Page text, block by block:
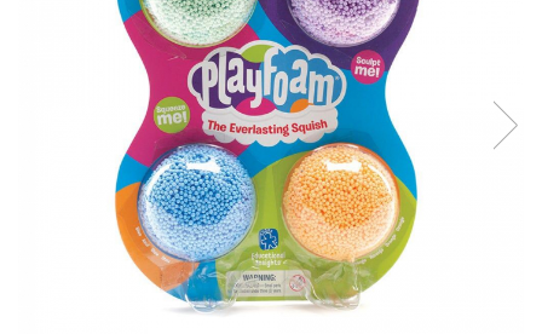
Seturi de pictura pentru copii
Jucarii interactive
Proiector pentru copii
Instrumente muzicale pentru copii
Caruseluri muzicale